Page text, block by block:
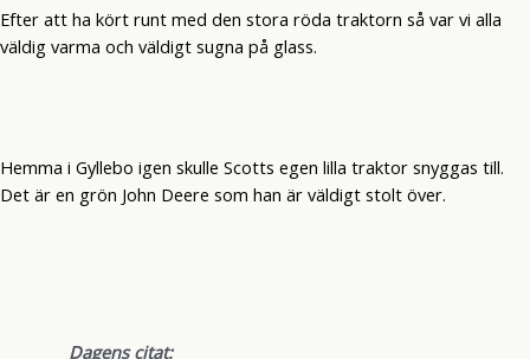
Efter att ha kört runt med den stora röda traktorn så var vi alla
väldig varma och väldigt sugna på glass.
Hemma i Gyllebo igen skulle Scotts egen lilla traktor snyggas till.
Det är en grön John Deere som han är väldigt stolt över.
Dagens citat: